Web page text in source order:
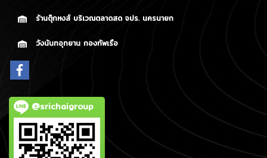
ร้านตุ๊กหงส์ บริเวณตลาดสด จปร. นครนายก
วังนันทอุทยาน กองทัพเรือ
@srichaigroup